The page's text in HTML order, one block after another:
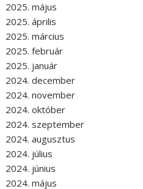
2025. május
2025. április
2025. március
2025. február
2025. január
2024. december
2024. november
2024. október
2024. szeptember
2024. augusztus
2024. július
2024. június
2024. május